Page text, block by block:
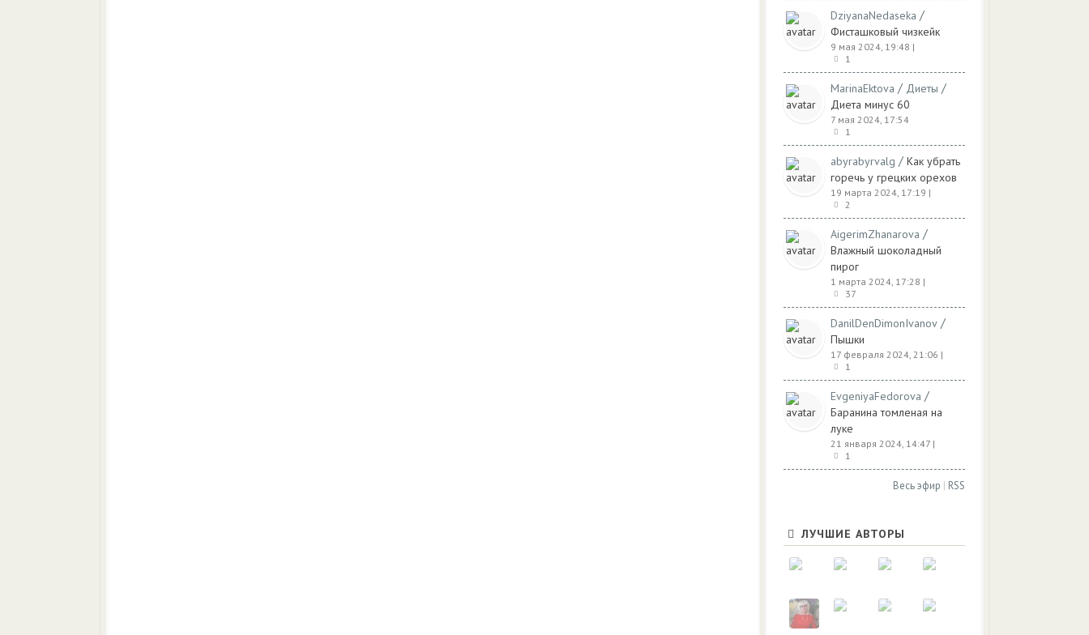
DziyanaNedaseka /
Фисташковый чизкейк
9 мая 2024, 19:48 |
1
MarinaEktova / Диеты /
Диета минус 60
7 мая 2024, 17:54
1
abyrabyrvalg / Как убрать
горечь у грецких орехов
19 марта 2024, 17:19 |
2
AigerimZhanarova /
Влажный шоколадный
пирог
1 марта 2024, 17:28 |
37
DanilDenDimonIvanov /
Пышки
17 февраля 2024, 21:06 |
1
EvgeniyaFedorova /
Баранина томленая на
луке
21 января 2024, 14:47 |
1
Весь эфир | RSS
ЛУЧШИЕ АВТОРЫ